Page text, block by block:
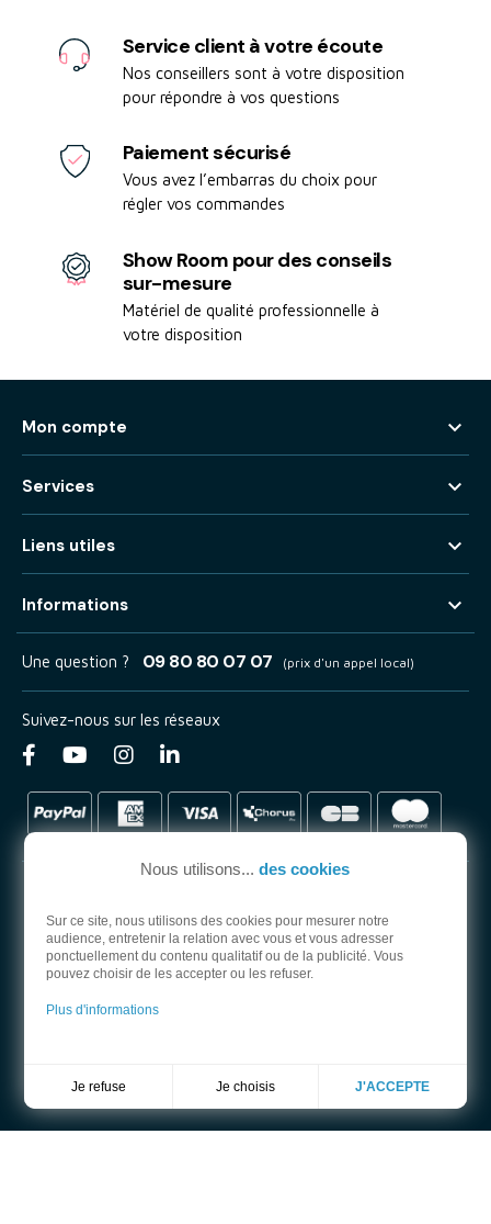
Service client à votre écoute
Nos conseillers sont à votre disposition
pour répondre à vos questions
Paiement sécurisé
Vous avez l’embarras du choix pour
régler vos commandes
Show Room pour des conseils
sur-mesure
Matériel de qualité professionnelle à
votre disposition
Mon compte 
Services 
Liens utiles 
Informations 
Nous utilisons... des cookies
Sur ce site, nous utilisons des cookies pour mesurer notre
audience, entretenir la relation avec vous et vous adresser
ponctuellement du contenu qualitatif ou de la publicité. Vous
pouvez choisir de les accepter ou les refuser.
Plus d'informations
Je refuse Je choisis J'ACCEPTE
Une question ? 09 80 80 07 07 (prix d'un appel local)
Suivez-nous sur les réseaux
PARTENAIRE OFFICIEL